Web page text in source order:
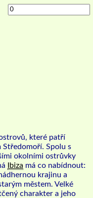
které patří
Středomoří. Spolu s
okolními ostrůvky
Ibiza má co nabídnout:
krajinu a
městem. Velké
charakter a jeho